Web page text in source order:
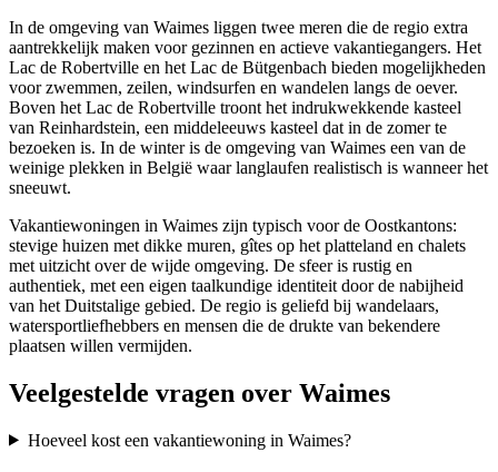
In de omgeving van Waimes liggen twee meren die de regio extra
aantrekkelijk maken voor gezinnen en actieve vakantiegangers. Het
Lac de Robertville en het Lac de Bütgenbach bieden mogelijkheden
voor zwemmen, zeilen, windsurfen en wandelen langs de oever.
Boven het Lac de Robertville troont het indrukwekkende kasteel
van Reinhardstein, een middeleeuws kasteel dat in de zomer te
bezoeken is. In de winter is de omgeving van Waimes een van de
weinige plekken in België waar langlaufen realistisch is wanneer het
sneeuwt.
Vakantiewoningen in Waimes zijn typisch voor de Oostkantons:
stevige huizen met dikke muren, gîtes op het platteland en chalets
met uitzicht over de wijde omgeving. De sfeer is rustig en
authentiek, met een eigen taalkundige identiteit door de nabijheid
van het Duitstalige gebied. De regio is geliefd bij wandelaars,
watersportliefhebbers en mensen die de drukte van bekendere
plaatsen willen vermijden.
Veelgestelde vragen over Waimes
Hoeveel kost een vakantiewoning in Waimes?